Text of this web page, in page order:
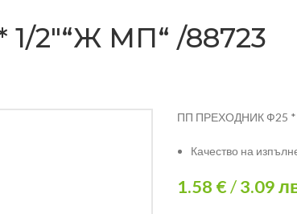
2″“Ж MП“ /88723
ПП ПРЕХОДНИК Ф25 *
Качество на
1.58 €/3.09